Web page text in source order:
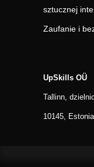
sztucznej
Zaufanie i
UpSkills OÜ
Tallinn,
10145, Estonia